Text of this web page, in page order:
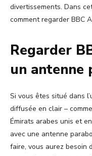
divertissements. Dans
comment regarder BBC
Regarder
un antenne
Si vous êtes situé dans
diffusée en clair –
Émirats arabes unis et
avec une antenne
faire, vous aurez besoin